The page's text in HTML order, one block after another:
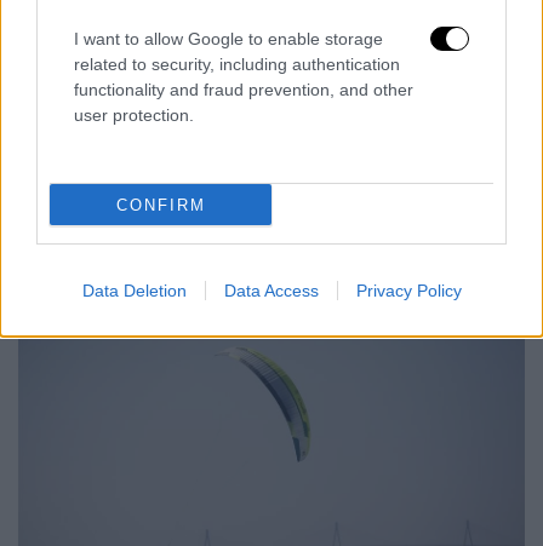
I want to allow Google to enable storage
related to security, including authentication
functionality and fraud prevention, and other
user protection.
CONFIRM
Data Deletion Data Access Privacy Policy